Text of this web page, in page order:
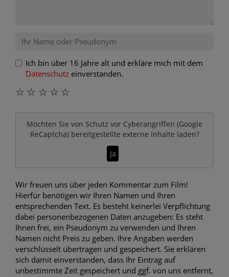
Ich bin über 16 Jahre alt und erkläre mich mit dem
Datenschutz einverstanden.
☆
☆
☆
☆
☆
Möchten Sie von Schutz vor Cyberangriffen (Google
ReCaptcha)bereitgestellte externe Inhalte laden?
Ja
Wir freuen uns über jeden Kommentar zum Film!
Hierfür benötigen wir Ihren Namen und Ihren
entsprechenden Text. Es besteht keinerlei Verpflichtung
dabei personenbezogenen Daten anzugeben: Es steht
Ihnen frei, ein Pseudonym zu verwenden und Ihren
Namen nicht Preis zu geben. Ihre Angaben werden
verschlüsselt übertragen und gespeichert. Sie erklären
sich damit einverstanden, dass Ihr Eintrag auf
unbestimmte Zeit gespeichert und ggf. von uns entfernt,